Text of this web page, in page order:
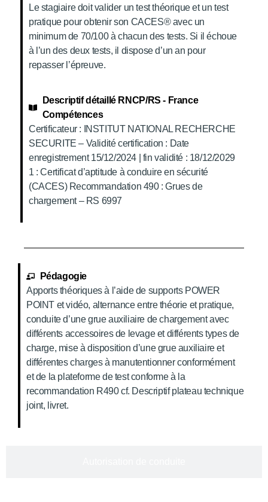
Le stagiaire doit valider un test théorique et un test
pratique pour obtenir son CACES® avec un
minimum de 70/100 à chacun des tests. Si il échoue
à l’un des deux tests, il dispose d’un an pour
repasser l’épreuve.
Descriptif détaillé RNCP/RS - France
Compétences
Certificateur : INSTITUT NATIONAL RECHERCHE
SECURITE – Validité certification : Date
enregistrement 15/12/2024 | fin validité : 18/12/2029
1 : Certificat d’aptitude à conduire en sécurité
(CACES) Recommandation 490 : Grues de
chargement – RS 6997
Pédagogie
Apports théoriques à l’aide de supports POWER
POINT et vidéo, alternance entre théorie et pratique,
conduite d’une grue auxiliaire de chargement avec
différents accessoires de levage et différents types de
charge, mise à disposition d’une grue auxiliaire et
différentes charges à manutentionner conformément
et de la plateforme de test conforme à la
recommandation R490 cf. Descriptif plateau technique
joint, livret.